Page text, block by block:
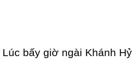
Lúc bấy giờ ngài Khánh